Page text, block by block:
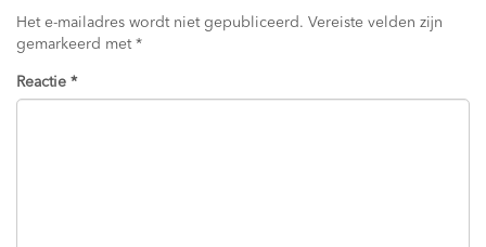
Het e-mailadres wordt niet gepubliceerd. Vereiste velden zijn
gemarkeerd met *
Reactie *